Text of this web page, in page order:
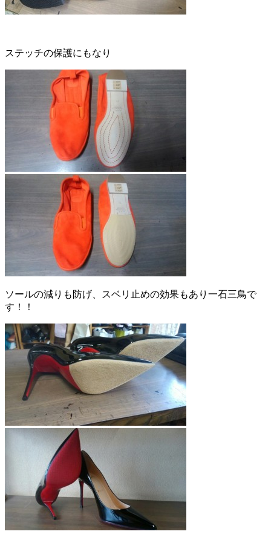
ステッチの保護にもなり
ソールの減りも防げ、スベリ止めの効果もあり一石三鳥で
す！！